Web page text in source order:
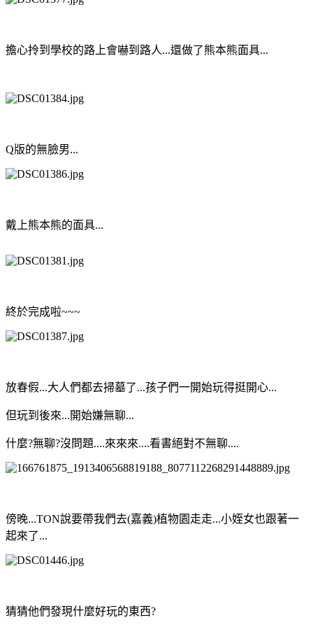
擔心拎到學校的路上會嚇到路人...還做了熊本熊面具...
Q版的無臉男...
戴上熊本熊的面具...
終於完成啦~~~
放春假...大人們都去掃墓了...孩子們一開始玩得挺開心...
但玩到後來...開始嫌無聊...
什麼?無聊?沒問題....來來來....看書絕對不無聊....
傍晚...TON說要帶我們去(嘉義)植物園走走...小姪女也跟著一
起來了...
猜猜他們發現什麼好玩的東西?